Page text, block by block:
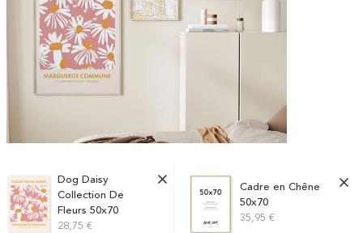
Cadre en Chêne
50x70
35,95 €
Dog Daisy
Collection De
Fleurs 50x70
28,75 €